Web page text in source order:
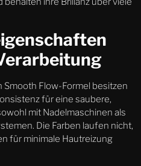
Flow-Formel besitzen
für eine saubere,
mit Nadelmaschinen als
Die Farben laufen nicht,
für minimale Hautreizung